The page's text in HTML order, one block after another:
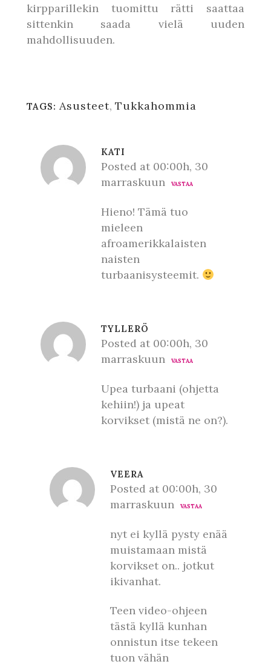
kirpparillekin tuomittu rätti saattaa
sittenkin saada vielä uuden
mahdollisuuden.
TAGS: Asusteet, Tukkahommia
KATI
Posted at 00:00h, 30
marraskuun
VASTAA
Hieno! Tämä tuo
mieleen
afroamerikkalaisten
naisten
turbaanisysteemit.
TYLLERÖ
Posted at 00:00h, 30
marraskuun
VASTAA
Upea turbaani (ohjetta
kehiin!) ja upeat
korvikset (mistä ne on?).
VEERA
Posted at 00:00h, 30
marraskuun
VASTAA
nyt ei kyllä pysty enää
muistamaan mistä
korvikset on.. jotkut
ikivanhat.
Teen video-ohjeen
tästä kyllä kunhan
onnistun itse tekeen
tuon vähän